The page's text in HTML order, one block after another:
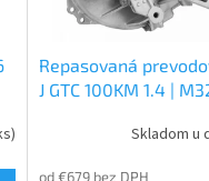
Repasovaná
J GTC 100KM 1.4 |
Skladom u
od €679 bez DPH